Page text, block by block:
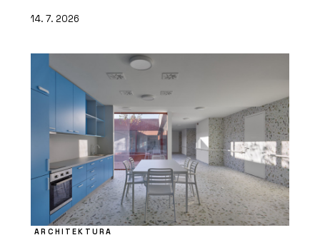
14. 7. 2026
ARCHITEKTURA